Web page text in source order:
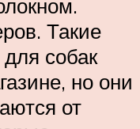
Такие
собак
но они
от